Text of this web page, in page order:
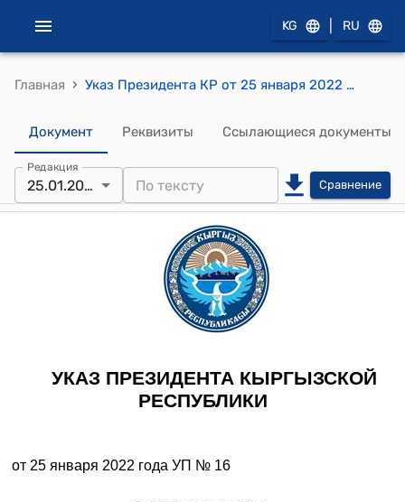
KG RU
Главная › Указ Президента КР от 25 января 2022 года УП № 16 "О Марипове У.А."
Документ Реквизиты Ссылающиеся документы
Редакция
25.01.2022 Сравнение